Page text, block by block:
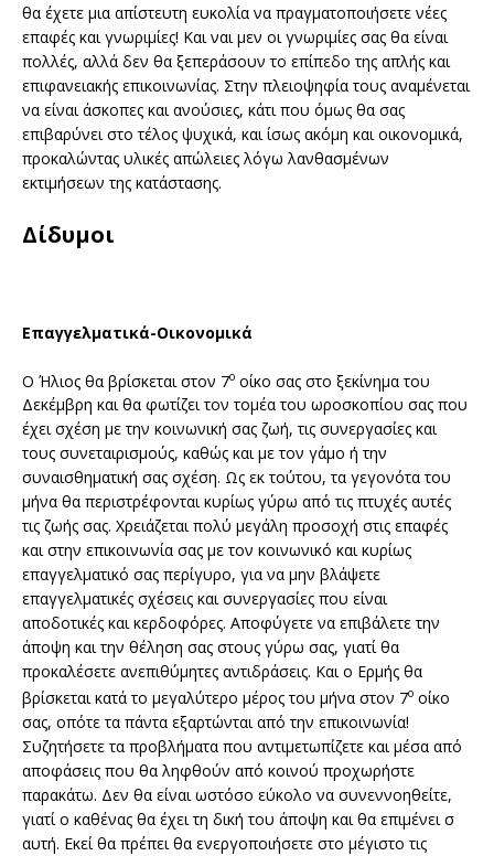
θα έχετε μια απίστευτη ευκολία να πραγματοποιήσετε νέες
επαφές και γνωριμίες! Και ναι μεν οι γνωριμίες σας θα είναι
πολλές, αλλά δεν θα ξεπεράσουν το επίπεδο της απλής και
επιφανειακής επικοινωνίας. Στην πλειοψηφία τους αναμένεται
να είναι άσκοπες και ανούσιες, κάτι που όμως θα σας
επιβαρύνει στο τέλος ψυχικά, και ίσως ακόμη και οικονομικά,
προκαλώντας υλικές απώλειες λόγω λανθασμένων
εκτιμήσεων της κατάστασης.
Δίδυμοι
Επαγγελματικά-Οικονομικά
Ο Ήλιος θα βρίσκεται στον 7ο οίκο σας στο ξεκίνημα του
Δεκέμβρη και θα φωτίζει τον τομέα του ωροσκοπίου σας που
έχει σχέση με την κοινωνική σας ζωή, τις συνεργασίες και
τους συνεταιρισμούς, καθώς και με τον γάμο ή την
συναισθηματική σας σχέση. Ως εκ τούτου, τα γεγονότα του
μήνα θα περιστρέφονται κυρίως γύρω από τις πτυχές αυτές
τις ζωής σας. Χρειάζεται πολύ μεγάλη προσοχή στις επαφές
και στην επικοινωνία σας με τον κοινωνικό και κυρίως
επαγγελματικό σας περίγυρο, για να μην βλάψετε
επαγγελματικές σχέσεις και συνεργασίες που είναι
αποδοτικές και κερδοφόρες. Αποφύγετε να επιβάλετε την
άποψη και την θέληση σας στους γύρω σας, γιατί θα
προκαλέσετε ανεπιθύμητες αντιδράσεις. Και ο Ερμής θα
βρίσκεται κατά το μεγαλύτερο μέρος του μήνα στον 7ο οίκο
σας, οπότε τα πάντα εξαρτώνται από την επικοινωνία!
Συζητήσετε τα προβλήματα που αντιμετωπίζετε και μέσα από
αποφάσεις που θα ληφθούν από κοινού προχωρήστε
παρακάτω. Δεν θα είναι ωστόσο εύκολο να συνεννοηθείτε,
γιατί ο καθένας θα έχει τη δική του άποψη και θα επιμένει σ
αυτή. Εκεί θα πρέπει θα ενεργοποιήσετε στο μέγιστο τις